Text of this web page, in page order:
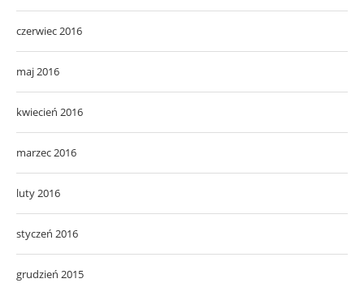
czerwiec 2016
maj 2016
kwiecień 2016
marzec 2016
luty 2016
styczeń 2016
grudzień 2015